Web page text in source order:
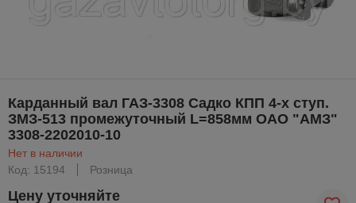
Карданный вал ГАЗ-3308 Садко КПП 4-х ступ.
ЗМЗ-513 промежуточный L=858мм ОАО "АМЗ"
3308-2202010-10
Нет в наличии
Код: 15194
Розница
Цену уточняйте